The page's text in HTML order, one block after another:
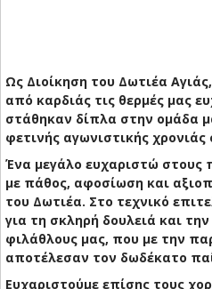
Ως Διοίκηση του Δωτιέα
από καρδιάς τις θερμές μας
στάθηκαν δίπλα στην ομάδα
φετινής αγωνιστικής
Ένα μεγάλο ευχαριστώ στους
με πάθος, αφοσίωση και
του Δωτιέα. Στο τεχνικό
για τη σκληρή δουλειά και
φιλάθλους μας, που με την
αποτέλεσαν τον δωδέκατο
Ευχαριστούμε επίσης τους